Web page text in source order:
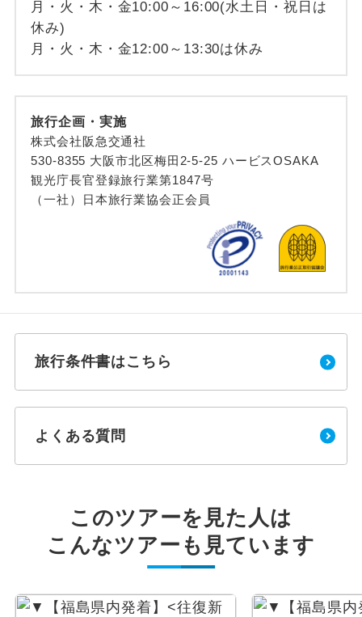
月・火・木・金10:00～16:00(水土日・祝日は
休み)
月・火・木・金12:00～13:30は休み
旅行企画・実施
株式会社阪急交通社
530-8355 大阪市北区梅田2-5-25 ハービスOSAKA
観光庁長官登録旅行業第1847号
（一社）日本旅行業協会正会員
旅行条件書はこちら
よくある質問
このツアーを見た人は
こんなツアーも見ています